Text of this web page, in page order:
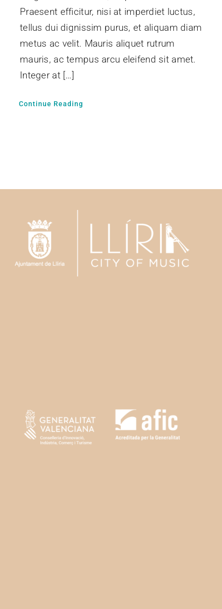
Praesent efficitur, nisi at imperdiet luctus,
tellus dui dignissim purus, et aliquam diam
metus ac velit. Mauris aliquet rutrum
mauris, ac tempus arcu eleifend sit amet.
Integer at […]
Continue Reading